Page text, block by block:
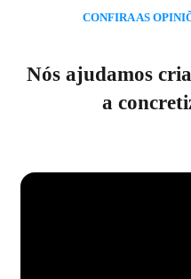
Nós ajudamos
a
CONFIRA AS